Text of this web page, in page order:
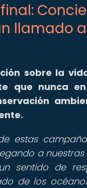
llamado
sobre la
que nunca
estas
a
sentido de
de los